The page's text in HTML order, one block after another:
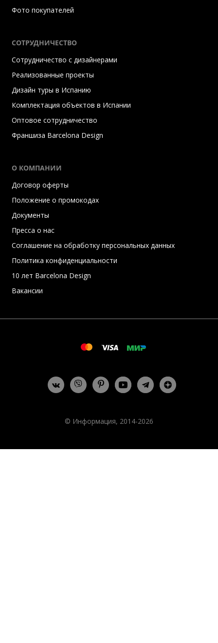
Фото покупателей
СОТРУДНИЧЕСТВО
Сотрудничество с дизайнерами
Реализованные проекты
Дизайн туры в Испанию
Комплектация объектов в Испании
Оптовое сотрудничество
Франшиза Barcelona Design
О КОМПАНИИ
Договор оферты
Положение о промокодах
Документы
Пресса о нас
Соглашение на обработку персональных данных
Политика конфиденциальности
10 лет Barcelona Design
Вакансии
© Информация, 2014-2026